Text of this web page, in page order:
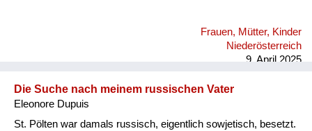
Frauen, Mütter, Kinder
Niederösterreich
9. April 2025
Die Suche nach meinem russischen Vater
Eleonore Dupuis
St. Pölten war damals russisch, eigentlich sowjetisch, besetzt.